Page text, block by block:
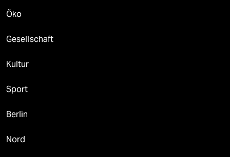
Öko
Gesellschaft
Kultur
Sport
Berlin
Nord